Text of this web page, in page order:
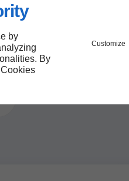
by
By
Customize